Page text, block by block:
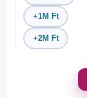
+1M Ft
+2M Ft